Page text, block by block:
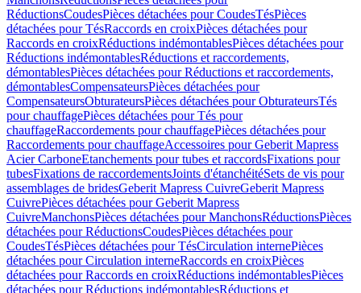
RéductionsCoudesPièces détachées pour CoudesTésPièces
détachées pour TésRaccords en croixPièces détachées pour
Raccords en croixRéductions indémontablesPièces détachées pour
Réductions indémontablesRéductions et raccordements,
démontablesPièces détachées pour Réductions et raccordements,
démontablesCompensateursPièces détachées pour
CompensateursObturateursPièces détachées pour ObturateursTés
pour chauffagePièces détachées pour Tés pour
chauffageRaccordements pour chauffagePièces détachées pour
Raccordements pour chauffageAccessoires pour Geberit Mapress
Acier CarboneEtanchements pour tubes et raccordsFixations pour
tubesFixations de raccordementsJoints d'étanchéitéSets de vis pour
assemblages de bridesGeberit Mapress CuivreGeberit Mapress
CuivrePièces détachées pour Geberit Mapress
CuivreManchonsPièces détachées pour ManchonsRéductionsPièces
détachées pour RéductionsCoudesPièces détachées pour
CoudesTésPièces détachées pour TésCirculation internePièces
détachées pour Circulation interneRaccords en croixPièces
détachées pour Raccords en croixRéductions indémontablesPièces
détachées pour Réductions indémontablesRéductions et